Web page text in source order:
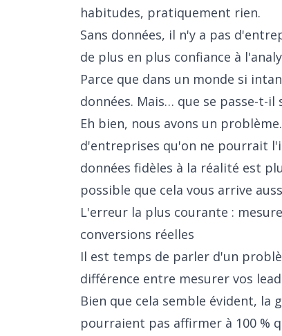
habitudes, pratiquement rien.
Sans données, il n'y a pas
de plus en plus confiance à
Parce que dans un monde si
données. Mais… que se passe-t-
Eh bien, nous avons un
d'entreprises qu'on ne pourrait
données fidèles à la réalité est
possible que cela vous arrive
L'erreur la plus courante :
conversions réelles
Il est temps de parler d'un
différence entre mesurer vos
Bien que cela semble évident, la
pourraient pas affirmer à 100 %